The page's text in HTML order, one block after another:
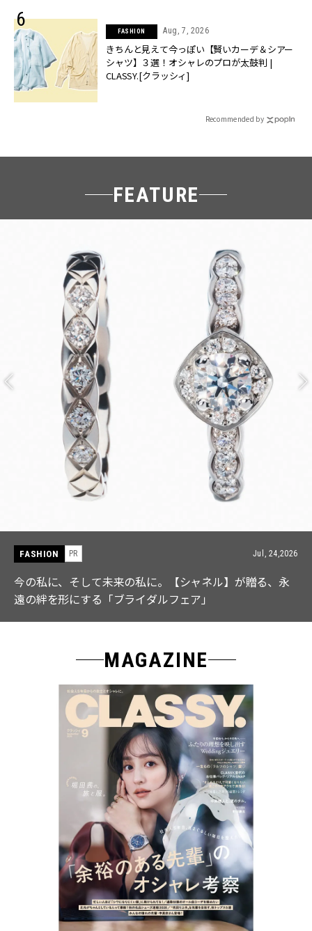
FASHION Aug, 7, 2026
きちんと見えて今っぽい【賢いカーデ＆シアー
シャツ】３選！オシャレのプロが太鼓判 |
CLASSY.[クラッシィ]
Recommended by
FEATURE
FASHION PR Jul, 15,2026
【ICB】人気インフルエンサーと共同制作! 週5で着たく
なる「名品ブラウス」２選
MAGAZINE